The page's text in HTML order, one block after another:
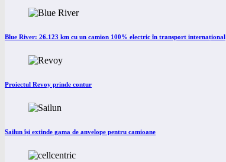
Blue River: 26.123 km cu un camion 100% electric în transport internațional
Proiectul Revoy prinde contur
Sailun își extinde gama de anvelope pentru camioane